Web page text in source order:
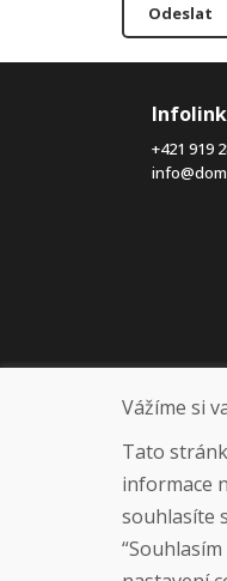
Odeslat
+421 919
Vážíme si
Tato
informace
souhlasíte